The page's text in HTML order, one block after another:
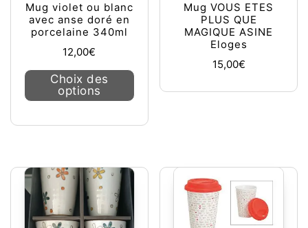
Mug violet ou blanc
avec anse doré en
porcelaine 340ml
12,00€
Choix des
options
Ce produit a plusieurs variations.
Mug VOUS ETES
PLUS QUE
MAGIQUE ASINE
Eloges
15,00€